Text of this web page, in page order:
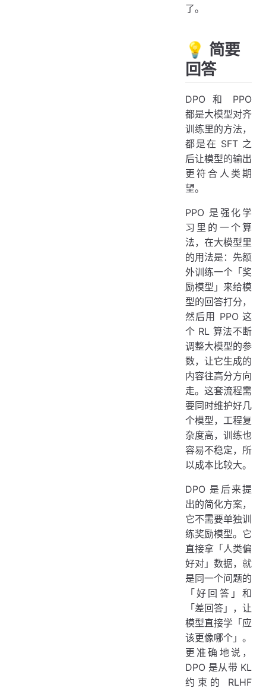
了。
💡 简要
回答
DPO 和 PPO
都是大模型对齐
训练里的方法，
都是在 SFT 之
后让模型的输出
更符合人类期
望。
PPO 是强化学
习里的一个算
法，在大模型里
的用法是：先额
外训练一个「奖
励模型」来给模
型的回答打分，
然后用 PPO 这
个 RL 算法不断
调整大模型的参
数，让它生成的
内容往高分方向
走。这套流程需
要同时维护好几
个模型，工程复
杂度高，训练也
容易不稳定，所
以成本比较大。
DPO 是后来提
出的简化方案，
它不需要单独训
练奖励模型。它
直接拿「人类偏
好对」数据，就
是同一个问题的
「好回答」和
「差回答」，让
模型直接学「应
该更像哪个」。
更准确地说，
DPO 是从带 KL
约束的 RLHF